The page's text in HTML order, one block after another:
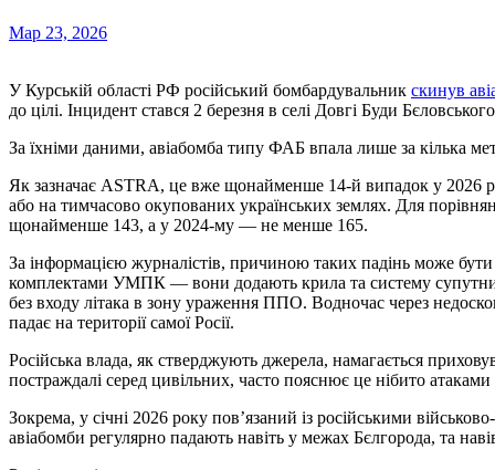
Мар 23, 2026
У Курській області РФ російський бомбардувальник скинув
до цілі. Інцидент стався 2 березня в селі Довгі Буди
За їхніми даними, авіабомба типу ФАБ впала лише за кілька
Як зазначає ASTRA, це вже щонайменше 14-й випадок у 2026
або на тимчасово окупованих українських землях. Для
щонайменше 143, а у 2024-му — не менше 165.
За інформацією журналістів, причиною таких падінь може
комплектами УМПК — вони додають крила та систему
без входу літака в зону ураження ППО. Водночас через
падає на території самої Росії.
Російська влада, як стверджують джерела, намагається
постраждалі серед цивільних, часто пояснює це нібито
Зокрема, у січні 2026 року пов’язаний із російськими
авіабомби регулярно падають навіть у межах Бєлгорода, та